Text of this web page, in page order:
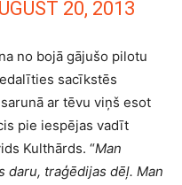
20, 2013
no bojā gājušo pilotu
sacīkstēs
ar tēvu viņš esot
pie iespējas vadīt
Kulthārds. “Man
daru, traģēdijas dēļ. Man